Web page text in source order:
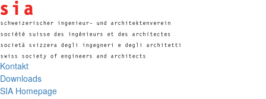
Kontakt
Downloads
SIA Homepage